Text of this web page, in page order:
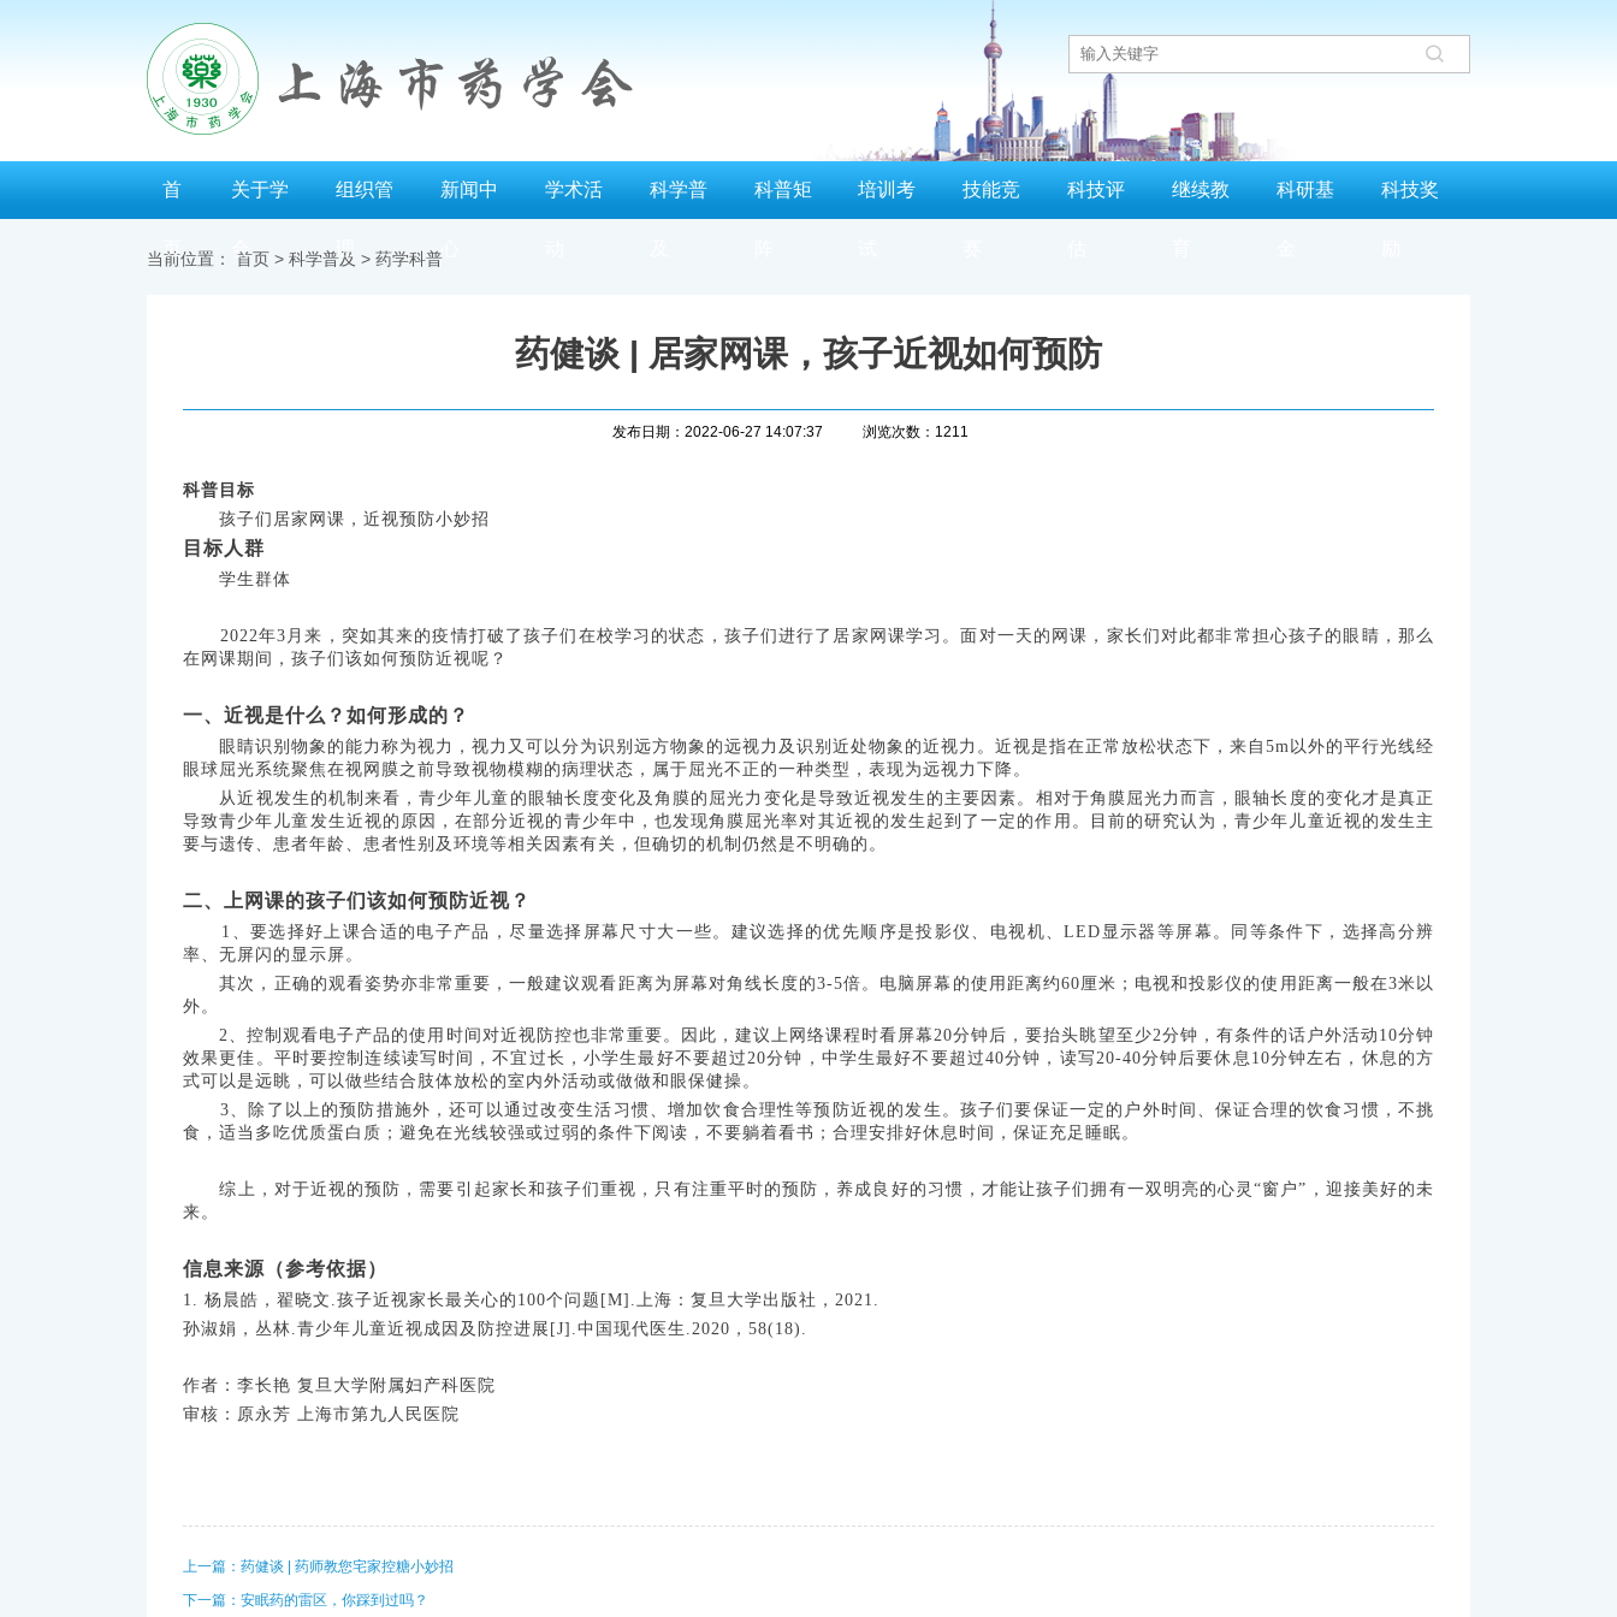
首
页
关于学
会
组织管
理
新闻中
心
学术活 科学普 科普矩 培训考 技能竞 科技评 继续教 科研基 科技奖
当前位置： 首页 > 科学普及 > 药学科普
药健谈 | 居家网课，孩子近视如何预防
发布日期：2022-06-27 14:07:37 浏览次数：1211
科普目标
孩子们居家网课，近视预防小妙招
目标人群
学生群体
2022年3月来，突如其来的疫情打破了孩子们在校学习的状态，孩子们进行了居家网课学习。面对一天的网课，家长们对此都非常担心孩子的眼睛，那么
在网课期间，孩子们该如何预防近视呢？
一、近视是什么？如何形成的？
眼睛识别物象的能力称为视力，视力又可以分为识别远方物象的远视力及识别近处物象的近视力。近视是指在正常放松状态下，来自5m以外的平行光线经
眼球屈光系统聚焦在视网膜之前导致视物模糊的病理状态，属于屈光不正的一种类型，表现为远视力下降。
从近视发生的机制来看，青少年儿童的眼轴长度变化及角膜的屈光力变化是导致近视发生的主要因素。相对于角膜屈光力而言，眼轴长度的变化才是真正
导致青少年儿童发生近视的原因，在部分近视的青少年中，也发现角膜屈光率对其近视的发生起到了一定的作用。目前的研究认为，青少年儿童近视的发生主
要与遗传、患者年龄、患者性别及环境等相关因素有关，但确切的机制仍然是不明确的。
二、上网课的孩子们该如何预防近视？
1、要选择好上课合适的电子产品，尽量选择屏幕尺寸大一些。建议选择的优先顺序是投影仪、电视机、LED显示器等屏幕。同等条件下，选择高分辨
率、无屏闪的显示屏。
其次，正确的观看姿势亦非常重要，一般建议观看距离为屏幕对角线长度的3-5倍。电脑屏幕的使用距离约60厘米；电视和投影仪的使用距离一般在3米以
外。
2、控制观看电子产品的使用时间对近视防控也非常重要。因此，建议上网络课程时看屏幕20分钟后，要抬头眺望至少2分钟，有条件的话户外活动10分钟
效果更佳。平时要控制连续读写时间，不宜过长，小学生最好不要超过20分钟，中学生最好不要超过40分钟，读写20-40分钟后要休息10分钟左右，休息的方
式可以是远眺，可以做些结合肢体放松的室内外活动或做做和眼保健操。
3、除了以上的预防措施外，还可以通过改变生活习惯、增加饮食合理性等预防近视的发生。孩子们要保证一定的户外时间、保证合理的饮食习惯，不挑
食，适当多吃优质蛋白质；避免在光线较强或过弱的条件下阅读，不要躺着看书；合理安排好休息时间，保证充足睡眠。
综上，对于近视的预防，需要引起家长和孩子们重视，只有注重平时的预防，养成良好的习惯，才能让孩子们拥有一双明亮的心灵“窗户”，迎接美好的未
来。
信息来源（参考依据）
1. 杨晨皓，翟晓文.孩子近视家长最关心的100个问题[M].上海：复旦大学出版社，2021.
孙淑娟，丛林.青少年儿童近视成因及防控进展[J].中国现代医生.2020，58(18).
作者：李长艳 复旦大学附属妇产科医院
审核：原永芳 上海市第九人民医院
上一篇：药健谈 | 药师教您宅家控糖小妙招
下一篇：安眠药的雷区，你踩到过吗？